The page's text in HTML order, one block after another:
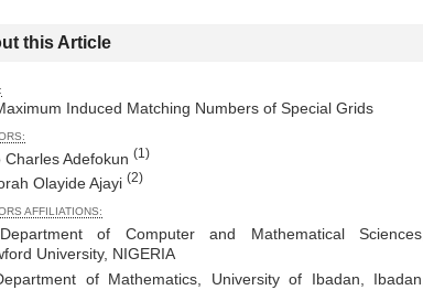
this Article
Induced Matching Numbers of Special Grids
Charles Adefokun (1)
Olayide Ajayi (2)
AFFILIATIONS:
of Computer and Mathematical Sciences,
University, NIGERIA
of Mathematics, University of Ibadan, Ibadan,